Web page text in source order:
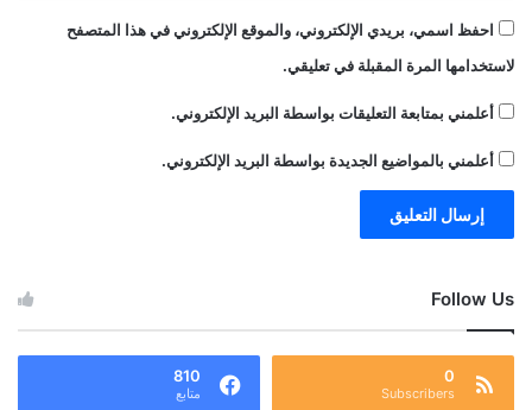
احفظ اسمي، بريدي الإلكتروني، والموقع الإلكتروني في هذا المتصفح
لاستخدامها المرة المقبلة في تعليقي.
أعلمني بمتابعة التعليقات بواسطة البريد الإلكتروني.
أعلمني بالمواضيع الجديدة بواسطة البريد الإلكتروني.
Follow Us
0
Subscribers
810
متابع